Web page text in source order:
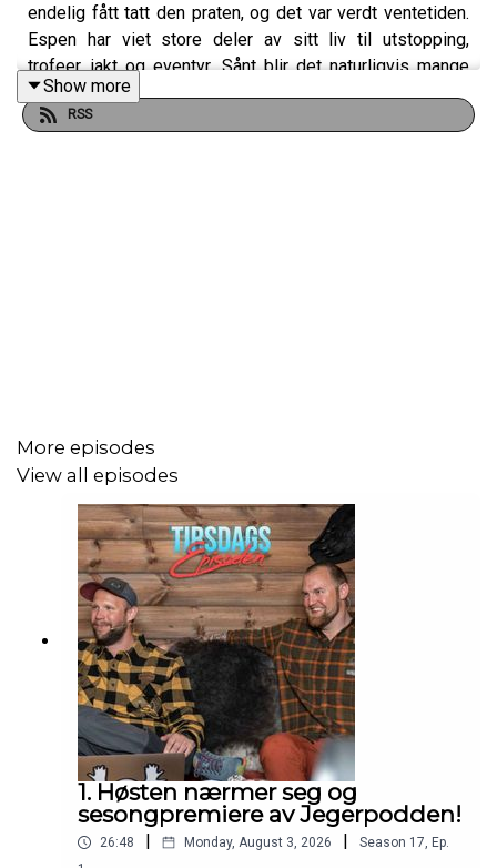
endelig fått tatt den praten, og det var verdt ventetiden.
Espen har viet store deler av sitt liv til utstopping,
trofeer, jakt og eventyr. Sånt blir det naturligvis mange
historier av. Han er i tillegg med i den svært eksklusive
klubben blant jegere som kan pryde seg med Grand
Show more
RSS
More episodes
View all episodes
1. Høsten nærmer seg og
sesongpremiere av Jegerpodden!
26:48 Monday, August 3, 2026 Season 17, Ep.